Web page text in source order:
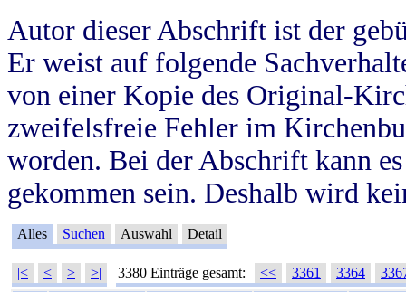
Autor dieser Abschrift ist der
Er weist auf folgende
von einer Kopie des Original-
zweifelsfreie Fehler im
worden. Bei der Abschrift kann
gekommen sein. Deshalb wird
Alles Suchen Auswahl Detail
|< < > >| 3380 Einträge gesamt: << 3361 3364